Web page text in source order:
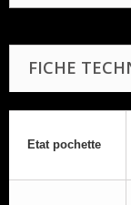
FICHE
Etat pochette